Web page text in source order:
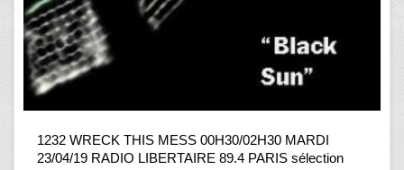
1232 WRECK THIS MESS 00H30/02H30 MARDI
23/04/19 RADIO LIBERTAIRE 89.4 PARIS sélection